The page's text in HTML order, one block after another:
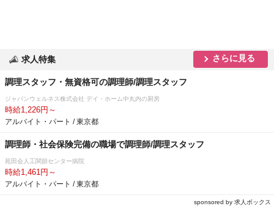
求人特集 さらに見る
調理スタッフ・無資格可の調理師/調理スタッフ
ジャパンウェルネス株式会社 デイ・ホーム中丸内の厨房
時給1,226円～
アルバイト・パート / 東京都
調理師・社会保険完備の職場で調理師/調理スタッフ
苑田会人工関節センター病院
時給1,461円～
アルバイト・パート / 東京都
sponsored by 求人ボックス